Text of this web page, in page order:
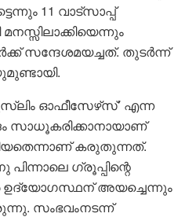
11 വാട്‌സാപ്പ്
തുടർന്ന്
ഓഫീസേഴ്‌സ്’ എന്ന
സാധൂകരിക്കാനായാണ്
കരുതുന്നത്.
ഗ്രൂപ്പിന്റെ
ഉദ്യോഗസ്ഥന് അയച്ചെന്നും
സംഭവംനടന്ന്